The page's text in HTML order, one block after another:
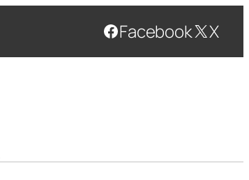
Facebook X